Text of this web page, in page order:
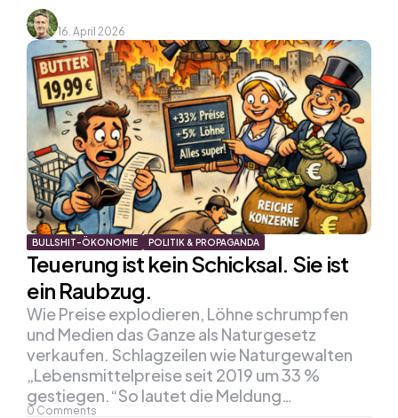
16. April 2026
BULLSHIT-ÖKONOMIE POLITIK & PROPAGANDA
Teuerung ist kein Schicksal. Sie ist
ein Raubzug.
0 Comments
Wie Preise explodieren, Löhne schrumpfen
und Medien das Ganze als Naturgesetz
verkaufen. Schlagzeilen wie Naturgewalten
„Lebensmittelpreise seit 2019 um 33 %
gestiegen.“So lautet die Meldung…